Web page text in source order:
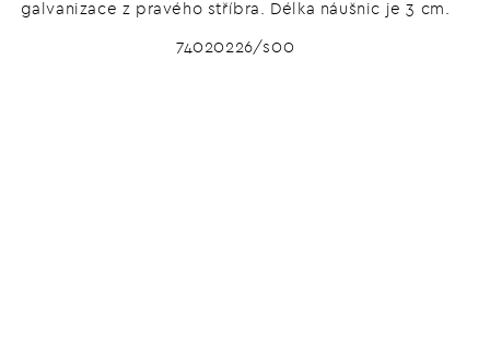
galvanizace z pravého stříbra. Délka náušnic je 3 cm.
74020226/s00